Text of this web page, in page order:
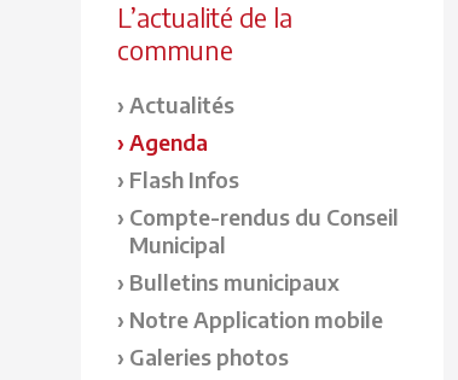
L’actualité de la
commune
Actualités
Agenda
Flash Infos
Compte-rendus du Conseil
Municipal
Bulletins municipaux
Notre Application mobile
Galeries photos